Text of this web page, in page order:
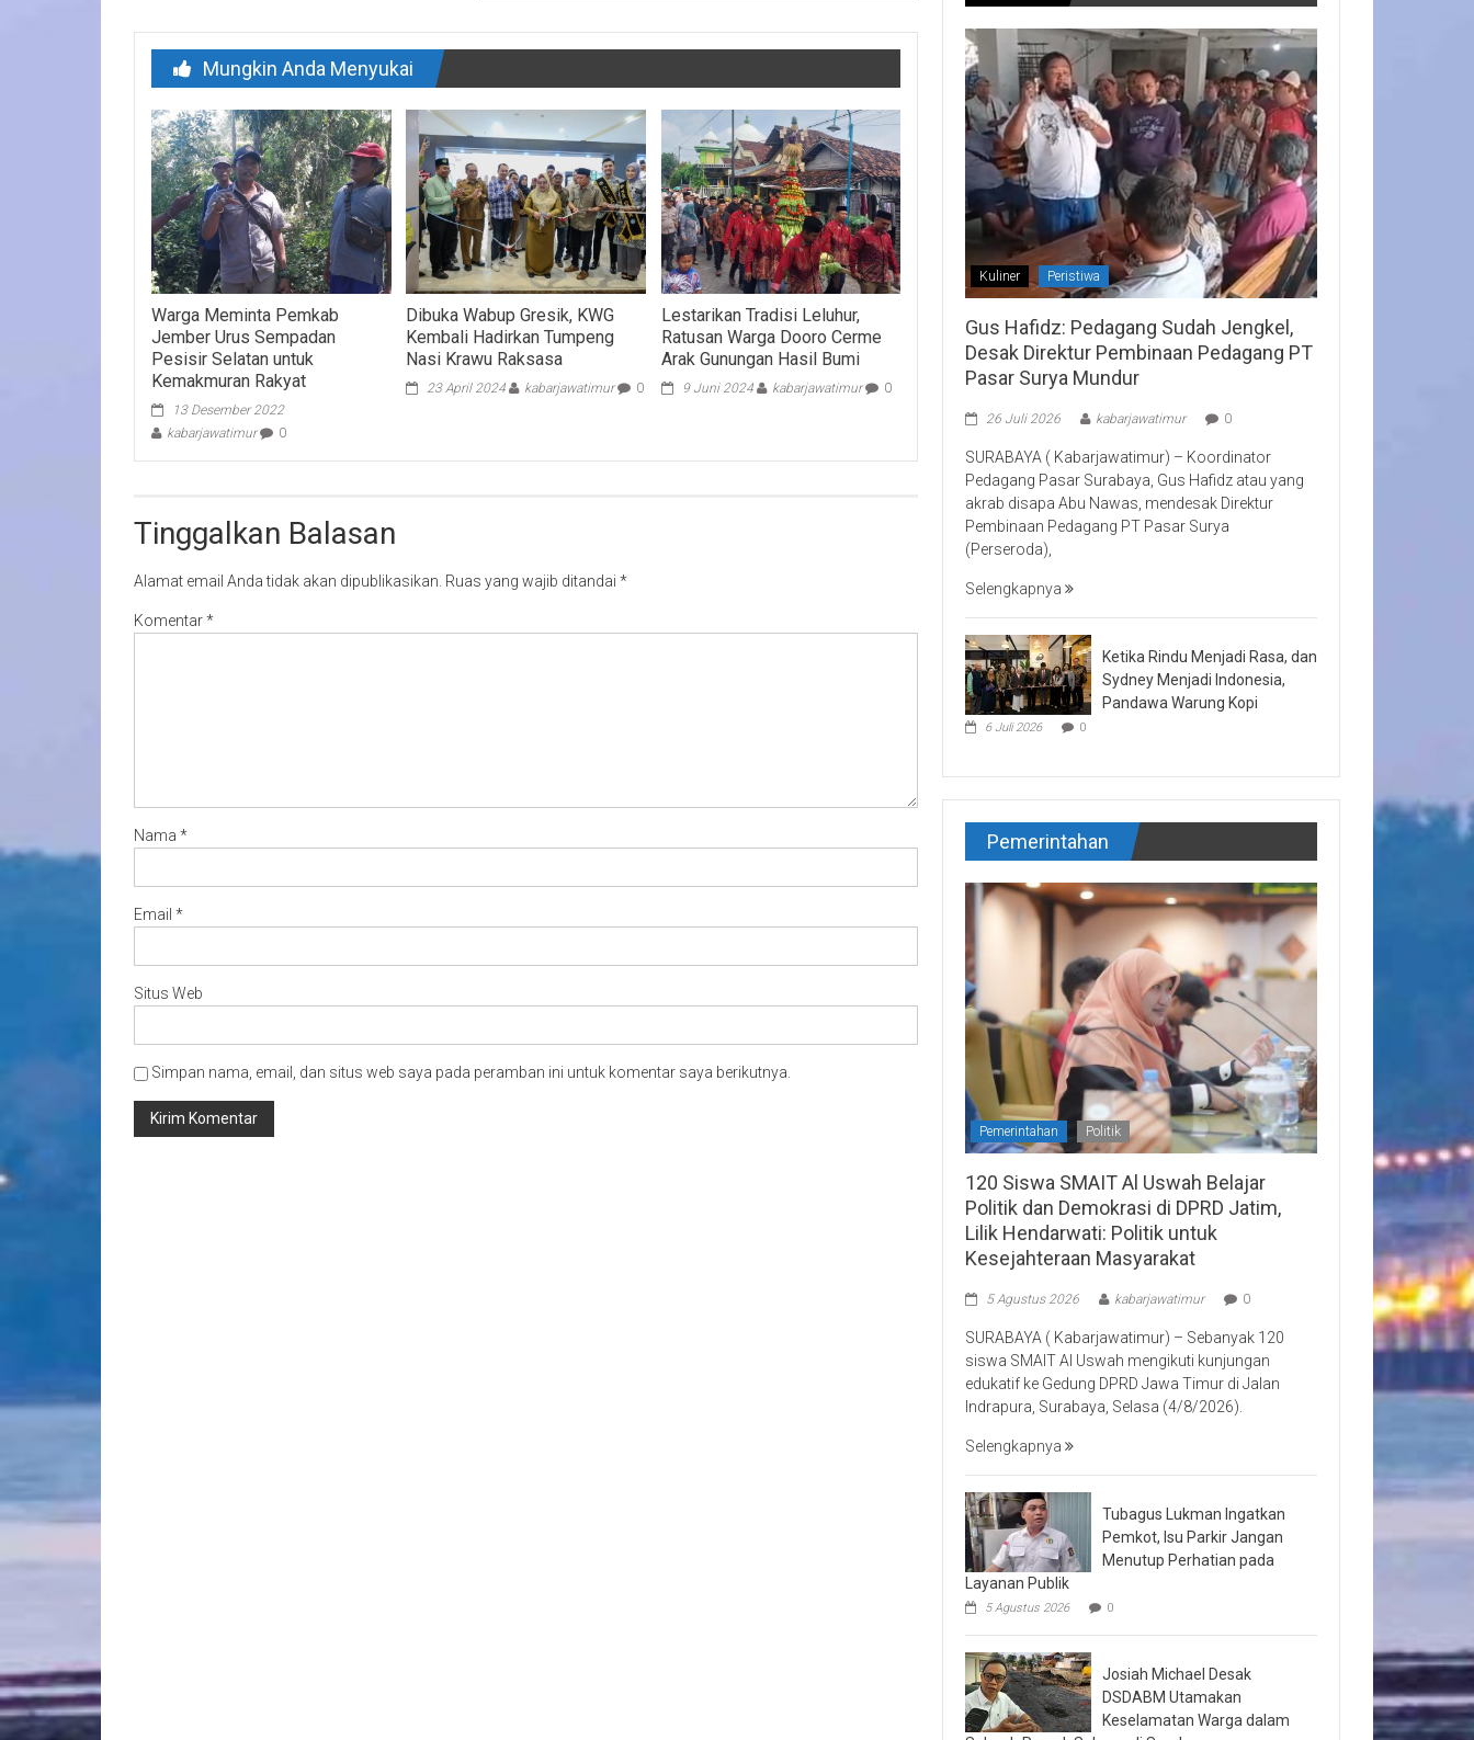
Mungkin Anda Menyukai
Warga Meminta Pemkab
Jember Urus Sempadan
Pesisir Selatan untuk
Kemakmuran Rakyat
13 Desember 2022
kabarjawatimur
0
Dibuka Wabup Gresik, KWG
Kembali Hadirkan Tumpeng
Nasi Krawu Raksasa
23 April 2024 kabarjawatimur 0
Lestarikan Tradisi Leluhur,
Ratusan Warga Dooro Cerme
Arak Gunungan Hasil Bumi
9 Juni 2024 kabarjawatimur 0
Tinggalkan Balasan
Alamat email Anda tidak akan dipublikasikan. Ruas yang wajib ditandai *
Komentar*
Nama *
Email *
Situs Web
Simpan nama, email, dan situs web saya pada peramban ini untuk komentar saya berikutnya.
Kuliner Peristiwa
Gus Hafidz: Pedagang Sudah Jengkel,
Desak Direktur Pembinaan Pedagang PT
Pasar Surya Mundur
26 Juli 2026 kabarjawatimur 0
SURABAYA ( Kabarjawatimur) – Koordinator
Pedagang Pasar Surabaya, Gus Hafidz atau yang
akrab disapa Abu Nawas, mendesak Direktur
Pembinaan Pedagang PT Pasar Surya
(Perseroda),
Selengkapnya
Ketika Rindu Menjadi Rasa, dan
Sydney Menjadi Indonesia,
Pandawa Warung Kopi
6 Juli 2026 0
Pemerintahan
Pemerintahan Politik
120 Siswa SMAIT Al Uswah Belajar
Politik dan Demokrasi di DPRD Jatim,
Lilik Hendarwati: Politik untuk
Kesejahteraan Masyarakat
5 Agustus 2026 kabarjawatimur 0
SURABAYA ( Kabarjawatimur) – Sebanyak 120
siswa SMAIT Al Uswah mengikuti kunjungan
edukatif ke Gedung DPRD Jawa Timur di Jalan
Indrapura, Surabaya, Selasa (4/8/2026).
Selengkapnya
Tubagus Lukman Ingatkan
Pemkot, Isu Parkir Jangan
Menutup Perhatian pada
Layanan Publik
5 Agustus 2026 0
Josiah Michael Desak
DSDABM Utamakan
Keselamatan Warga dalam